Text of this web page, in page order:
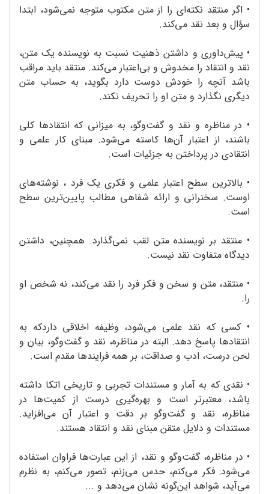
• اگر منتقد نکته‌ای را از متن مکتوب متوجه نمی‌شود، ابتدا
سؤال و بعد نقد می‌کند.
• پیش‌داوری و داشتن ذهنیت‌ نسبت به نویسنده‌ یک متن،
نقد و انتقاد را مخدوش و بی‌اعتبار می‌کند. منتقد باید مراقب
باشد آنچه را خودش دوست دارد بگوید، به حساب متن
دیگری نگذارد و متن او را تحریف نکند.
• در مناظره و نقد و گفت‌وگو، به میزانی که انتقادها کلی
باشند، از اعتبار آن‌ها کاسته می‌شود. مبنای کار علمی و
انتقادی در پرداختن به جزئیات است.
• بالاترین سطح اعتبار علمی و فکری یک فرد ، نوشته‌های
اوست. سخنرانی و ارائه‌ شفاهی مطالب پایین‌ترین سطح
است.
• منتقد بر نویسنده‌ متن لقب نمی‌گذارد. همچنین، داشتن
دیدگاه متفاوت نقد نیست.
• منتقد، متن و سخن و فکر فرد را نقد می‌کند، نه شخص او
را.
• کسی که نقد علمی می‌شود، وظیفه‌ اخلاقی داردکه به
انتقادها پاسخ دهد. البته در مناظره، نقد و گفت‌وگو، بیان و
لحن درست، ادب و صداقت، بر همه‌ فرایندها مقدم است.
• نقدی که به آمار و مستندات تجربی و تاریخی اتکا داشته
باشد، معتبرتر است و بهره‌گیری درست از کمیت‌ها در
مناظره، نقد و گفت‌وگو بر دقت و اعتبار آن می‌افزاید.
مستندات و دلایل متقن مبنای نقد و انتقاد هستند.
• در مناظره، گفت‌وگو و نقد، از این عبارت‌ها فراوان استفاده
می‌شود: فکر می‌کنم، حدس می‌زنم، تصور می‌کنم، به نظرم
می‌آید، شواهد این‌گونه نشان می‌دهد و ...